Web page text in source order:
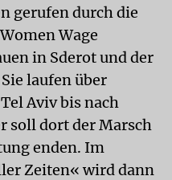
gerufen durch die
Wage
in Sderot und der
laufen über
Aviv bis nach
soll dort der Marsch
enden. Im
Zeiten« wird dann